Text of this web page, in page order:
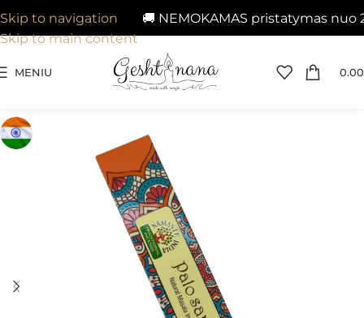
🚚 NEMOKAMAS pristatymas nuo
Skip to navigation
Skip to main content
MENIU 0.00